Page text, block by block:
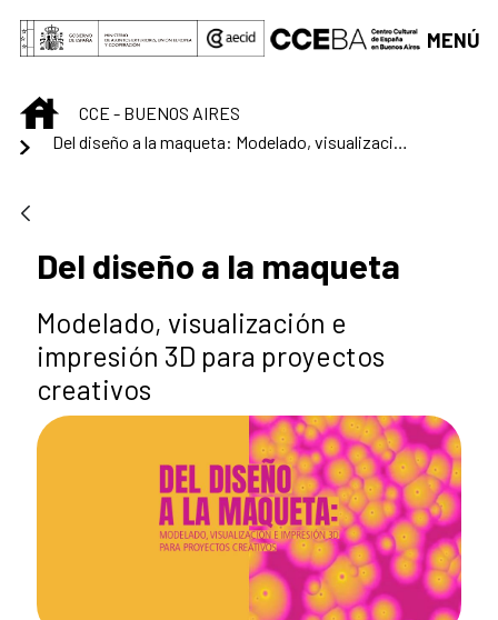
Saltar al contenido principal
MENÚ
INICIOCCE - BUENOS AIRES
Del diseño a la maqueta: Modelado, visualización e impresión 3D para proyectos creativos
Del diseño a la maqueta
Modelado, visualización e
impresión 3D para proyectos
creativos